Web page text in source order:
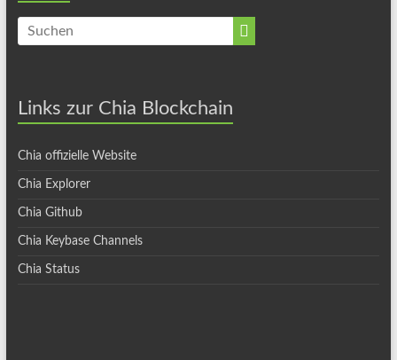
Links zur Chia Blockchain
Chia offizielle Website
Chia Explorer
Chia Github
Chia Keybase Channels
Chia Status